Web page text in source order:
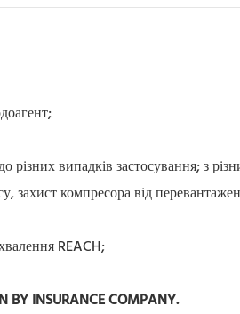
випадків застосування; з
захист компресора від
REACH;
BY INSURANCE COMPANY.